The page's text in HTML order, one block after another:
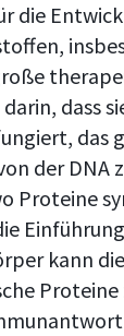
die
dass
das
der DNA
Proteine
kann